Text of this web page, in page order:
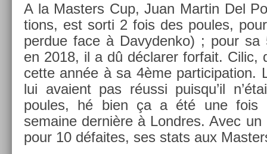
A la Mast­ers Cup, Juan Mar­tin Del
tions, est sorti 2 fois des poules,
per­due face à Davyden­ko) ; pour sa
en 2018, il a dû déclar­er for­fait. Cilic,
cette année à sa 4ème par­ticipa­tion.
lui avaient pas réussi puis­qu’il
poules, hé bien ça a été une
semaine dernière à Londres. Avec
pour 10 défaites, ses stats aux